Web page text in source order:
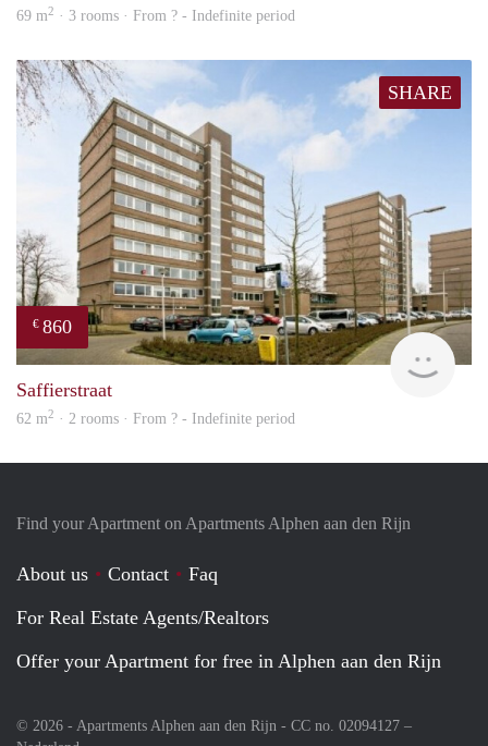
69 m2 · 3 rooms · From ? - Indefinite period
SHARE
€ 860
rent
Saffierstraat
62 m2 · 2 rooms · From ? - Indefinite period
Find your Apartment on Apartments Alphen aan den Rijn
About us Contact
Faq
For Real Estate Agents/Realtors
Offer your Apartment for free in Alphen aan den Rijn
© 2026 - Apartments Alphen aan den Rijn - CC no. 02094127 –